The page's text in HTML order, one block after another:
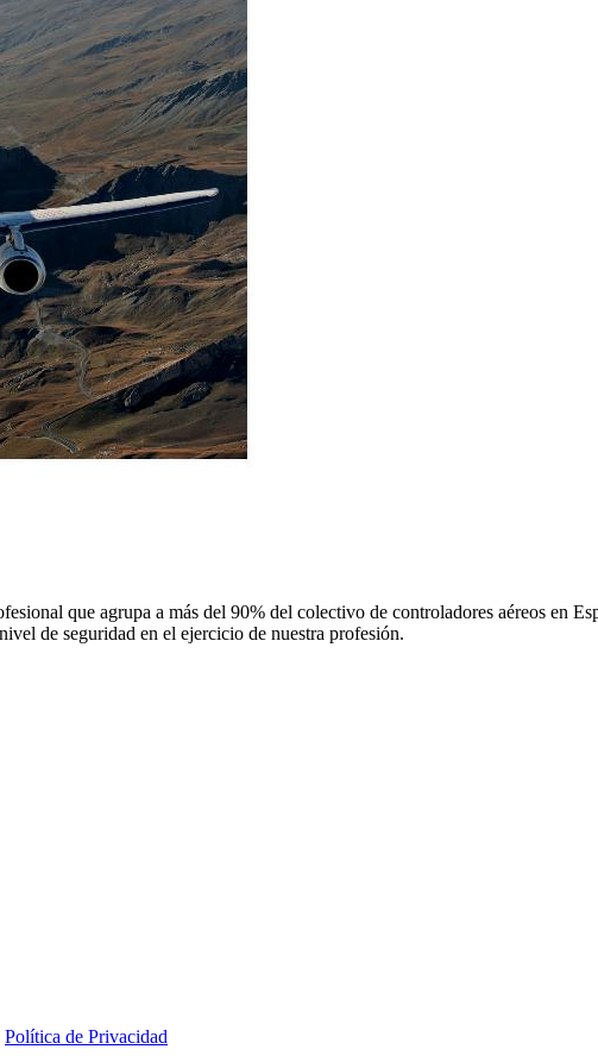
que agrupa a más del 90% del colectivo de controladores aéreos en
de seguridad en el ejercicio de nuestra profesión.
Política de Privacidad